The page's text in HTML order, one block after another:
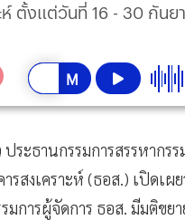
ห์ ตั้งแต่วันที่ 16 - 30 กันย
ระธานกรรมการสรรหากรร
รสงเคราะห์ (ธอส.) เปิดเผ
มการผู้จัดการ ธอส. มีมติขยา